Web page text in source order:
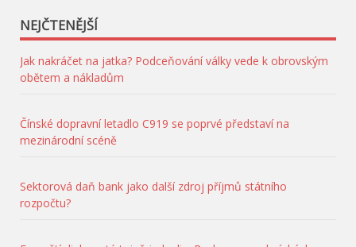
NEJČTENĚJŠÍ
Jak nakráčet na jatka? Podceňování války vede k obrovským
obětem a nákladům
Čínské dopravní letadlo C919 se poprvé představí na
mezinárodní scéně
Sektorová daň bank jako další zdroj příjmů státního
rozpočtu?